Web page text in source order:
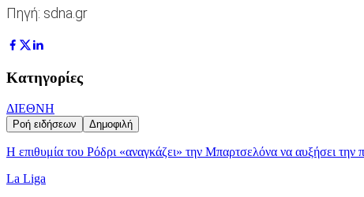
Πηγή: sdna.gr
Κατηγορίες
ΔΙΕΘΝΗ
Ροή ειδήσεων Δημοφιλή
Η επιθυμία του Ρόδρι «αναγκάζει» την Μπαρτσελόνα να αυξήσει την
La Liga